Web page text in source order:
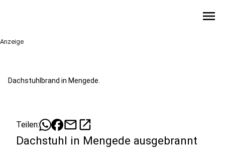
menu
Anzeige
Dachstuhlbrand in Mengede.
Teilen: mailopen_in_new
Dachstuhl in Mengede ausgebrannt